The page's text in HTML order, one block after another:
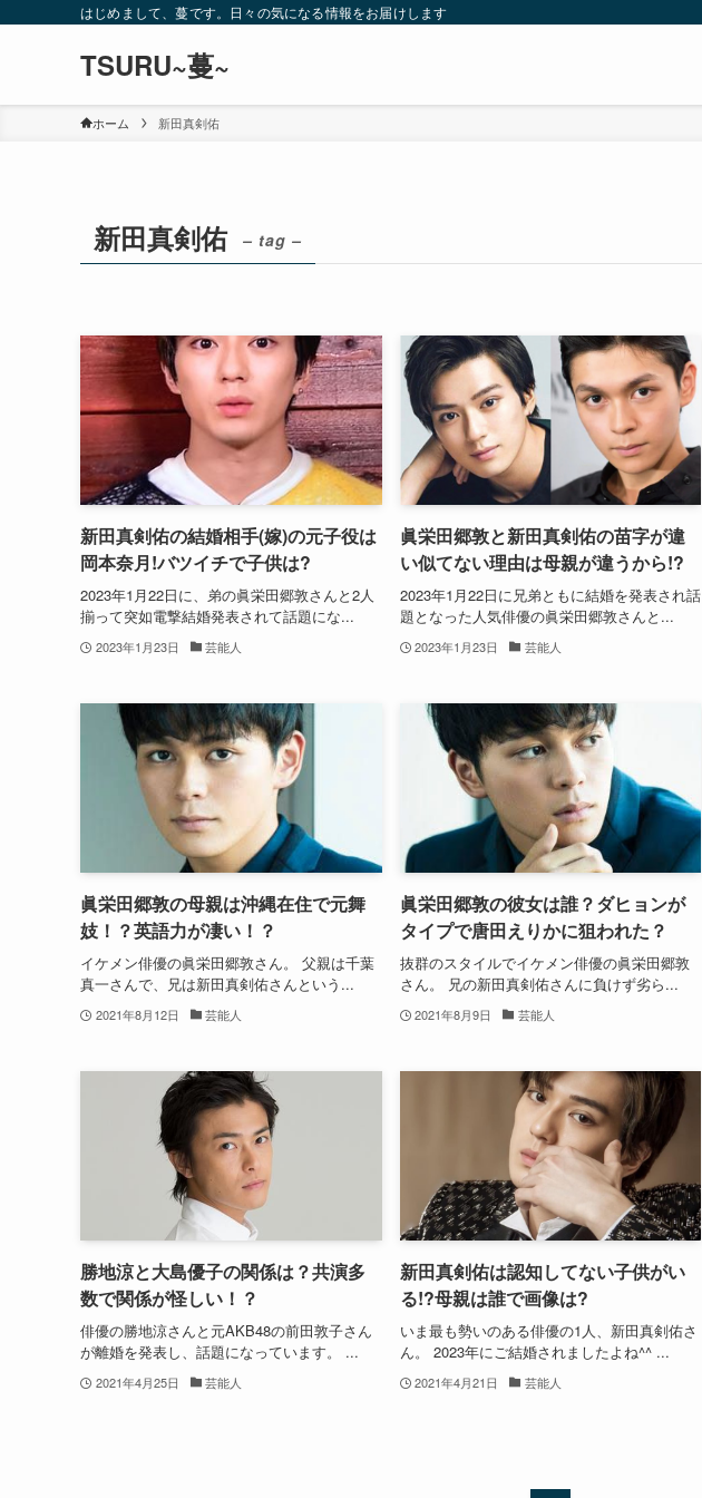
はじめまして、蔓です。日々の気になる情報をお届けします
TSURU~蔓~
ホーム 新田真剣佑
新田真剣佑 – tag –
新田真剣佑の結婚相手(嫁)の元子役は
岡本奈月!バツイチで子供は?
2023年1月22日に、弟の眞栄田郷敦さんと2人
揃って突如電撃結婚発表されて話題にな...
2023年1月23日 芸能人
眞栄田郷敦と新田真剣佑の苗字が違
い似てない理由は母親が違うから!?
2023年1月22日に兄弟ともに結婚を発表され話
題となった人気俳優の眞栄田郷敦さんと...
2023年1月23日 芸能人
眞栄田郷敦の母親は沖縄在住で元舞
妓！？英語力が凄い！？
イケメン俳優の眞栄田郷敦さん。 父親は千葉
真一さんで、兄は新田真剣佑さんという...
2021年8月12日 芸能人
眞栄田郷敦の彼女は誰？ダヒョンが
タイプで唐田えりかに狙われた？
抜群のスタイルでイケメン俳優の眞栄田郷敦
さん。 兄の新田真剣佑さんに負けず劣ら...
2021年8月9日 芸能人
勝地涼と大島優子の関係は？共演多
数で関係が怪しい！？
俳優の勝地涼さんと元AKB48の前田敦子さん
が離婚を発表し、話題になっています。 ...
2021年4月25日 芸能人
新田真剣佑は認知してない子供がい
る!?母親は誰で画像は?
いま最も勢いのある俳優の1人、新田真剣佑さ
ん。 2023年にご結婚されましたよね^^ ...
2021年4月21日 芸能人